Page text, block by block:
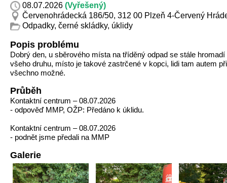
08.07.2026 (Vyřešený)
Červenohrádecká 186/50, 312 00 Plzeň 4-Červený
Odpadky, černé skládky, úklidy
Popis problému
Dobrý den, u sběrového místa na tříděný odpad se stále
všeho druhu, místo je takové zastrčené v kopci, lidi tam autem
všechno možné.
Průběh
Kontaktní centrum – 08.07.2026
- odpověď MMP, OŽP: Předáno k úklidu.
Kontaktní centrum – 08.07.2026
- podnět jsme předali na MMP
Galerie